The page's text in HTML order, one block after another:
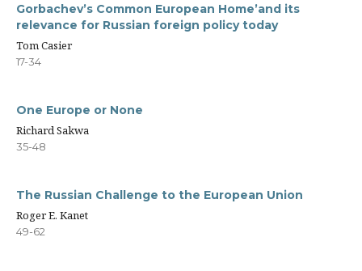
Gorbachev’s Common European Home’and its
relevance for Russian foreign policy today
Tom Casier
17-34
One Europe or None
Richard Sakwa
35-48
The Russian Challenge to the European Union
Roger E. Kanet
49-62